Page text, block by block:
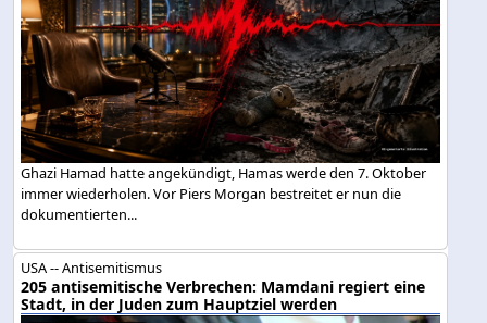
Ghazi Hamad hatte angekündigt, Hamas werde den 7. Oktober
immer wiederholen. Vor Piers Morgan bestreitet er nun die
dokumentierten...
USA -- Antisemitismus
205 antisemitische Verbrechen: Mamdani regiert eine
Stadt, in der Juden zum Hauptziel werden